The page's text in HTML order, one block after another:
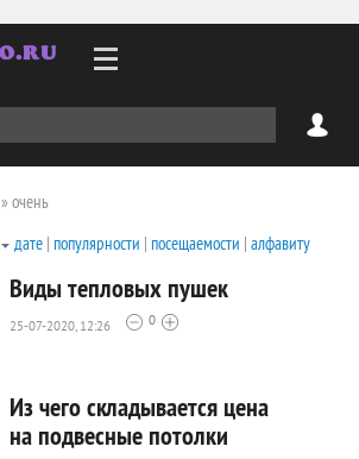
» очень
дате | популярности | посещаемости | алфавиту
Виды тепловых пушек
25-07-2020, 12:26 0
Из чего складывается цена
на подвесные потолки